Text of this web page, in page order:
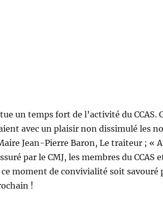
un temps fort de l’activité du CCAS.
avec un plaisir non dissimulé les
Jean-Pierre Baron, Le traiteur ; «
par le CMJ, les membres du CCAS
moment de convivialité soit savouré
!